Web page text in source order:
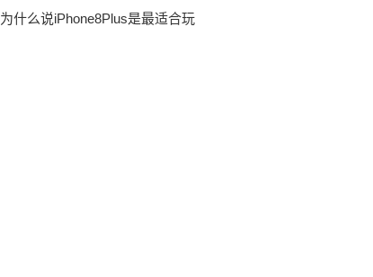
为什么说iPhone8Plus是最适合玩